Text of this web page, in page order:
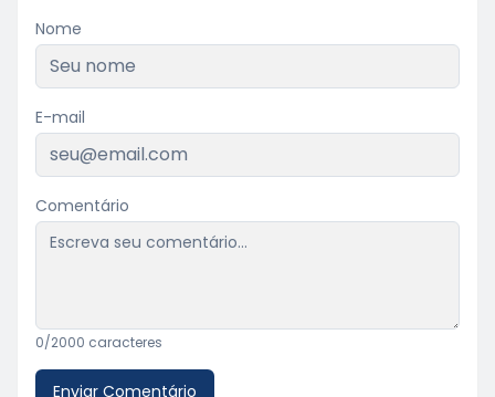
Nome
E-mail
Comentário
0/2000 caracteres
Enviar Comentário